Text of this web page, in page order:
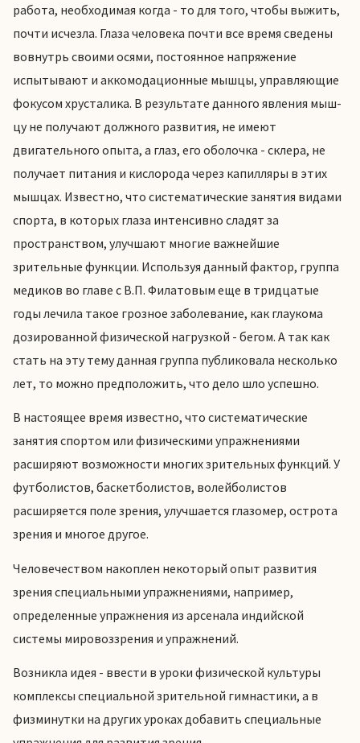
работа, необходимая когда - то для того, чтобы выжить,
почти исчезла. Глаза человека почти все время сведены
вовнутрь своими осями, постоянное напряжение
испытывают и аккомодационные мышцы, управляющие
фокусом хрусталика. В результате данного явления мыш­
цу не получают должного развития, не имеют
двигательного опыта, а глаз, его оболочка - склера, не
получает питания и кислорода через капилляры в этих
мышцах. Известно, что систематические занятия видами
спорта, в которых глаза интенсивно сладят за
пространством, улучшают многие важнейшие
зрительные функции. Используя данный фактор, группа
медиков во главе с В.П. Филатовым еще в тридцатые
годы лечила такое грозное заболевание, как глаукома
дозированной физической нагрузкой - бегом. А так как
стать на эту тему данная группа публиковала несколько
лет, то можно предположить, что дело шло успешно.
В настоящее время известно, что систематические
занятия спортом или физическими упражнениями
расширяют возможности многих зрительных функций. У
футболистов, баскетболистов, волейболистов
расширяется поле зрения, улучшается глазомер, острота
зрения и многое другое.
Человечеством накоплен некоторый опыт развития
зрения специальными упражнениями, например,
определенные упражнения из арсенала индийской
системы мировоззрения и упражнений.
Возникла идея - ввести в уроки физической культуры
комплексы специальной зрительной гимнастики, а в
физминутки на других уроках добавить специальные